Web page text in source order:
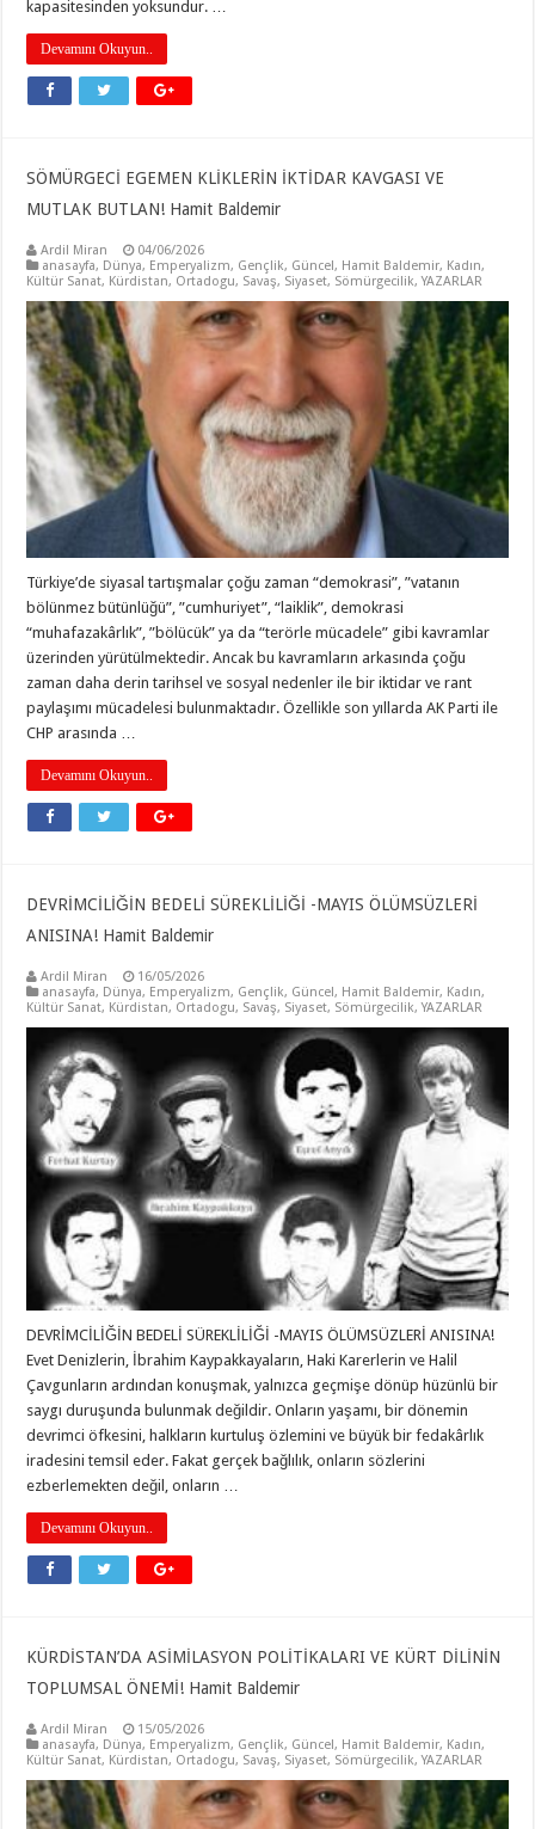
kapasitesinden yoksundur. …
Devamını Okuyun..
SÖMÜRGECİ EGEMEN KLİKLERİN İKTİDAR KAVGASI VE
MUTLAK BUTLAN! Hamit Baldemir
Ardil Miran
04/06/2026
anasayfa, Dünya, Emperyalizm, Gençlik, Güncel, Hamit Baldemir, Kadın,
Kültür Sanat, Kürdistan, Ortadogu, Savaş, Siyaset, Sömürgecilik,YAZARLAR
Türkiye’de siyasal tartışmalar çoğu zaman “demokrasi”, ”vatanın
bölünmez bütünlüğü”, ”cumhuriyet”, “laiklik”, demokrasi
“muhafazakârlık”, ”bölücük” ya da “terörle mücadele” gibi kavramlar
üzerinden yürütülmektedir. Ancak bu kavramların arkasında çoğu
zaman daha derin tarihsel ve sosyal nedenler ile bir iktidar ve rant
paylaşımı mücadelesi bulunmaktadır. Özellikle son yıllarda AK Parti ile
CHP arasında …
Devamını Okuyun..
DEVRİMCİLİĞİN BEDELİ SÜREKLİLİĞİ -MAYIS ÖLÜMSÜZLERİ
ANISINA! Hamit Baldemir
Ardil Miran
16/05/2026
anasayfa, Dünya, Emperyalizm, Gençlik, Güncel, Hamit Baldemir, Kadın,
Kültür Sanat, Kürdistan, Ortadogu, Savaş, Siyaset, Sömürgecilik,YAZARLAR
DEVRİMCİLİĞİN BEDELİ SÜREKLİLİĞİ -MAYIS ÖLÜMSÜZLERİ ANISINA!
Evet Denizlerin, İbrahim Kaypakkayaların, Haki Karerlerin ve Halil
Çavgunların ardından konuşmak, yalnızca geçmişe dönüp hüzünlü bir
saygı duruşunda bulunmak değildir. Onların yaşamı, bir dönemin
devrimci öfkesini, halkların kurtuluş özlemini ve büyük bir fedakârlık
iradesini temsil eder. Fakat gerçek bağlılık, onların sözlerini
ezberlemekten değil, onların …
Devamını Okuyun..
KÜRDİSTAN’DA ASİMİLASYON POLİTİKALARI VE KÜRT DİLİNİN
TOPLUMSAL ÖNEMİ! Hamit Baldemir
Ardil Miran
15/05/2026
anasayfa, Dünya, Emperyalizm, Gençlik, Güncel, Hamit Baldemir, Kadın,
Kültür Sanat, Kürdistan, Ortadogu, Savaş, Siyaset, Sömürgecilik,YAZARLAR